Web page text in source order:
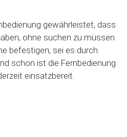
gewährleistet, dass
ohne suchen zu müssen.
befestigen, sei es durch
schon ist die Fernbedienung
einsatzbereit.